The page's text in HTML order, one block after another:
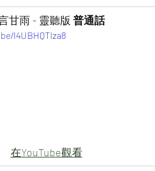
甘雨 - 靈聽版 普通話
l4UBHQTIza8
在YouTube觀看